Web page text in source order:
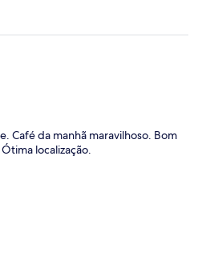
Café da manhã maravilhoso. Bom
localização.